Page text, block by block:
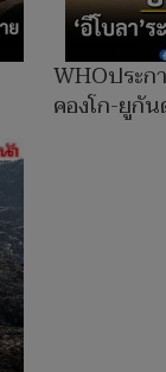
WHOประก
คองโก-ยูกั